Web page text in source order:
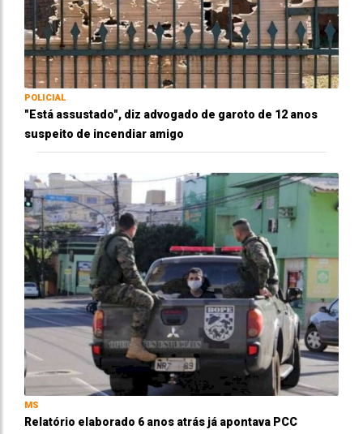
POLICIAL
"Está assustado", diz advogado de garoto de 12 anos
suspeito de incendiar amigo
MS
Relatório elaborado 6 anos atrás já apontava PCC